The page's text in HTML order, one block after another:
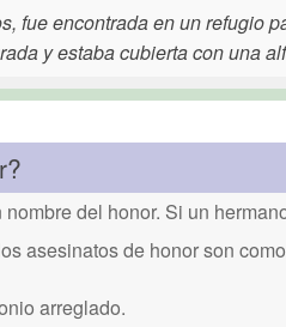
fue encontrada en un refugio
y estaba cubierta con una
del honor. Si un
asesinatos de honor son
arreglado.